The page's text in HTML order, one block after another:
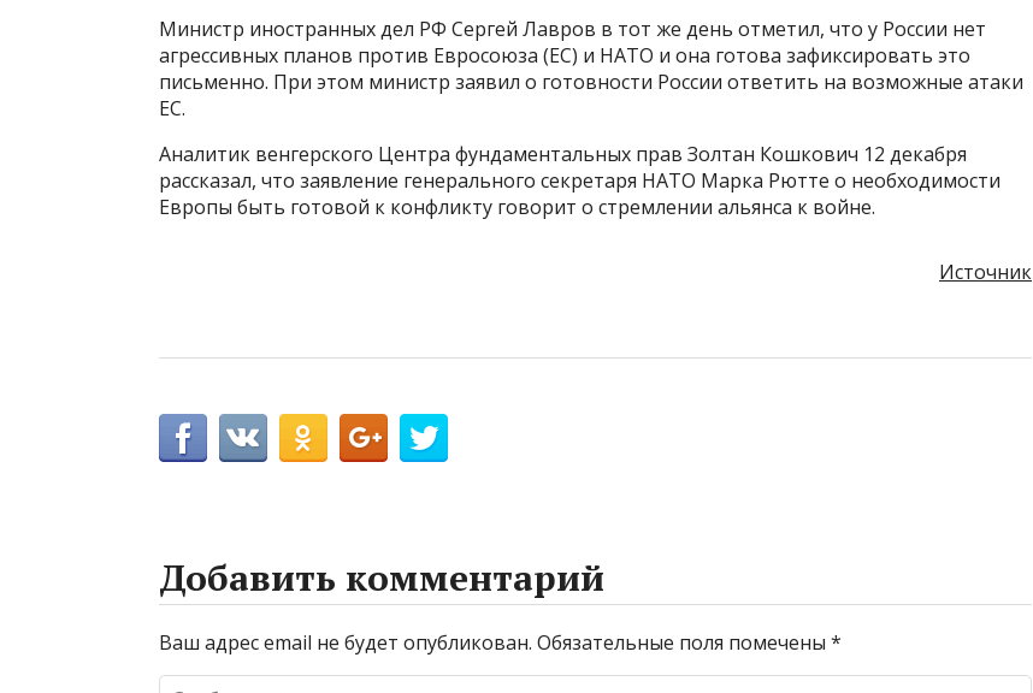
Министр иностранных дел РФ Сергей Лавров в тот же день отметил, что у России нет
агрессивных планов против Евросоюза (ЕС) и НАТО и она готова зафиксировать это
письменно. При этом министр заявил о готовности России ответить на возможные атаки
ЕС.
Аналитик венгерского Центра фундаментальных прав Золтан Кошкович 12 декабря
рассказал, что заявление генерального секретаря НАТО Марка Рютте о необходимости
Европы быть готовой к конфликту говорит о стремлении альянса к войне.
Источник
Добавить комментарий
Ваш адрес email не будет опубликован. Обязательные поля помечены *